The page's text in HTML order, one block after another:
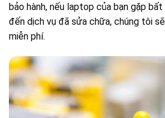
bảo hành, nếu laptop của bạn gặp
đến dịch vụ đã sửa chữa, chúng tôi
miễn phí.